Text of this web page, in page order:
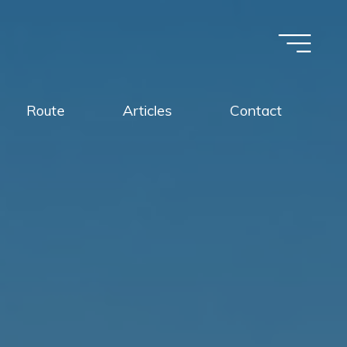
Route Articles Contact